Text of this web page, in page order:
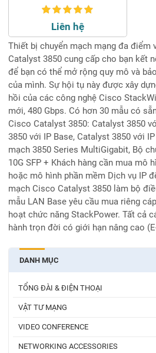
DANH MỤC
TỔNG ĐÀI & ĐIỆN THOẠI
VẬT TƯ MẠNG
VIDEO CONFERENCE
NETWORKING ACCESSORIES
Liên hệ
Thiết bị chuyển mạch mạng đa điểm
Catalyst 3850 cung cấp cho bạn kết
để bạn có thể mở rộng quy mô và
của mình. Sự hội tụ này được xây
hồi của các công nghệ Cisco
mới, 480 Gbps. Có hơn 30 mẫu có
Cisco Catalyst 3850: Catalyst 3850
3850 với IP Base, Catalyst 3850 với
mạch 3850 Series MultiGigabit, Bộ
10G SFP + Khách hàng cần mua mô
hoặc mô hình phần mềm Dịch vụ IP
mạch Cisco Catalyst 3850 làm bộ
mẫu LAN Base yêu cầu mua riêng
hoạt chức năng StackPower. Tất cả
hành trọn đời có giới hạn nâng cao